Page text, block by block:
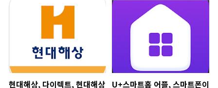
현대해상, 다이렉트, 현대해상 U+스마트홈 어플, 스마트폰이